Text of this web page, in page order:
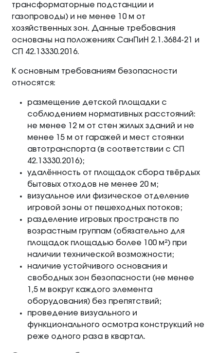
трансформаторные подстанции и
газопроводы) и не менее 10 м от
хозяйственных зон. Данные требования
основаны на положениях СанПиН 2.1.3684-21 и
СП 42.13330.2016.
К основным требованиям безопасности
относятся:
размещение детской площадки с
соблюдением нормативных расстояний:
не менее 12 м от стен жилых зданий и не
менее 15 м от гаражей и мест стоянки
автотранспорта (в соответствии с СП
42.13330.2016);
удалённость от площадок сбора твёрдых
бытовых отходов не менее 20 м;
визуальное или физическое отделение
игровой зоны от пешеходных потоков;
разделение игровых пространств по
возрастным группам (обязательно для
площадок площадью более 100 м²) при
наличии технической возможности;
наличие устойчивого основания и
свободных зон безопасности (не менее
1,5 м вокруг каждого элемента
оборудования) без препятствий;
проведение визуального и
функционального осмотра конструкций не
реже одного раза в квартал.